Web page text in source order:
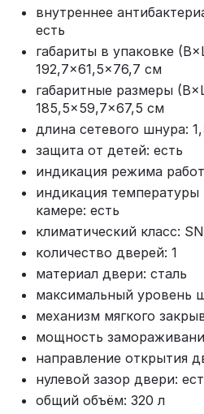
внутреннее
есть
габариты в упаковке
192,7×61,5×76,7 см
габаритные размеры
185,5×59,7×67,5 см
длина сетевого шнура:
защита от детей: есть
индикация режима
индикация
камере: есть
климатический класс:
количество дверей: 1
материал двери: сталь
максимальный уровень
механизм мягкого
мощность
направление открытия
нулевой зазор двери:
общий объём: 320 л